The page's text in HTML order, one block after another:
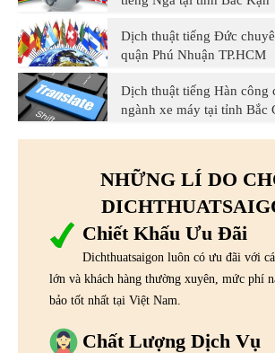
Dịch thuật tiếng Đức
quận Phú Nhuận TP.HCM
Dịch thuật tiếng Hàn công
ngành xe máy tại tỉnh Bắc
NHỮNG LÍ DO
Chiết Khấu Ưu Đãi
Dichthuatsaigon luôn có ưu đãi với
lớn và khách hàng thường xuyên, mức phí
bảo tốt nhất tại Việt Nam.
Chất Lượng Dịch Vụ